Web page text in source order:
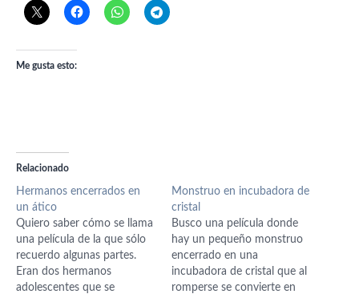
Me gusta esto:
Relacionado
Hermanos encerrados en
un ático
Quiero saber cómo se llama
una película de la que sólo
recuerdo algunas partes.
Eran dos hermanos
adolescentes que se
Monstruo en incubadora de
cristal
Busco una película donde
hay un pequeño monstruo
encerrado en una
incubadora de cristal que al
romperse se convierte en